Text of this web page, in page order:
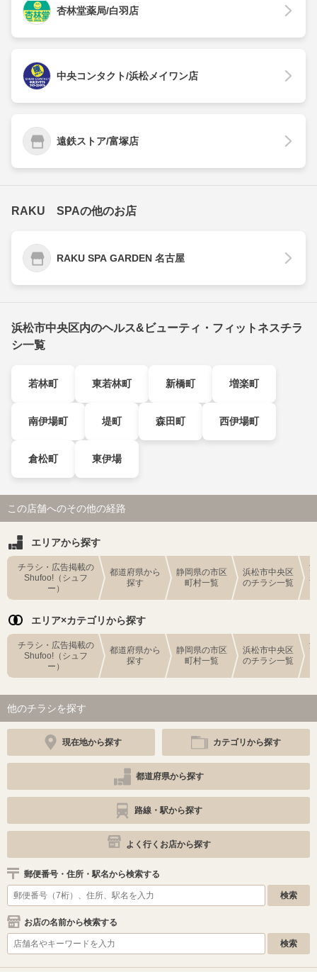
杏林堂薬局/白羽店
中央コンタクト/浜松メイワン店
遠鉄ストア/富塚店
RAKU SPAの他のお店
RAKU SPA GARDEN 名古屋
浜松市中央区内のヘルス&ビューティ・フィットネスチラ
シ一覧
若林町 東若林町 新橋町 増楽町
南伊場町 堤町 森田町 西伊場町
倉松町 東伊場
この店舗へのその他の経路
エリアから探す
チラシ・広告掲載の
Shufoo!（シュフ
ー）
都道府県から
探す
静岡県の市区
町村一覧
浜松市中央区
のチラシ一覧
エリア×カテゴリから探す
チラシ・広告掲載の
Shufoo!（シュフ
ー）
都道府県から
探す
静岡県の市区
町村一覧
浜松市中央区
のチラシ一覧
他のチラシを探す
現在地から探す カテゴリから探す
都道府県から探す
路線・駅から探す
よく行くお店から探す
郵便番号・住所・駅名から検索する
お店の名前から検索する